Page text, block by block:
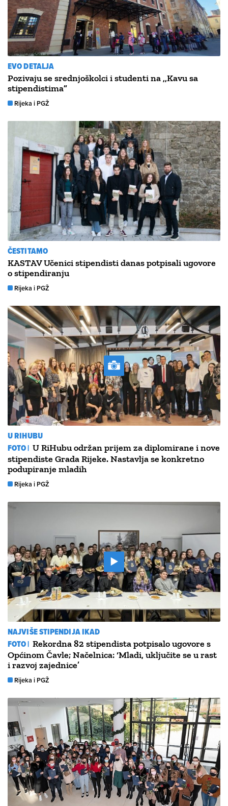
EVO DETALJA
Pozivaju se srednjoškolci i studenti na ,,Kavu sa
stipendistima”
Rijeka i PGŽ
ČESTITAMO
KASTAV Učenici stipendisti danas potpisali ugovore
o stipendiranju
Rijeka i PGŽ
U RIHUBU
FOTO | U RiHubu održan prijem za diplomirane i nove
stipendiste Grada Rijeke. Nastavlja se konkretno
podupiranje mladih
Rijeka i PGŽ
NAJVIŠE STIPENDIJA IKAD
FOTO | Rekordna 82 stipendista potpisalo ugovore s
Općinom Čavle; Načelnica: ‘Mladi, uključite se u rast
i razvoj zajednice’
Rijeka i PGŽ